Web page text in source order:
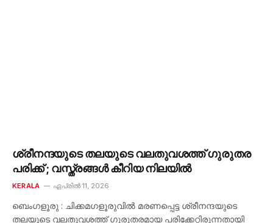
ശ്രീനന്ദയുടെ തലയുടെ വലതുവശത്ത് ഗുരുതര
പരിക്ക് ; വസ്ത്രങ്ങൾ കീറിയ നിലയിൽ
KERALA ഏപ്രിൽ 11, 2026
ബെംഗളൂരു : ചിക്കമഗളൂരുവിൽ മരണപ്പെട്ട ശ്രീനന്ദയുടെ
തലയുടെ വലതുവശത്ത് ഗുരുതരമായ പരിക്കേറ്റിരുന്നതായി